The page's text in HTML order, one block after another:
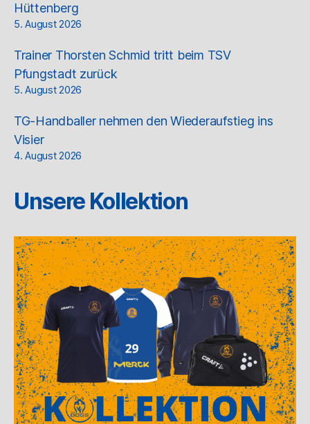
Hüttenberg
5. August 2026
Trainer Thorsten Schmid tritt beim TSV
Pfungstadt zurück
5. August 2026
TG-Handballer nehmen den Wiederaufstieg ins
Visier
4. August 2026
Unsere Kollektion